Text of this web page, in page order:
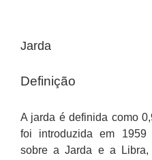
Jarda
Definição
A jarda é definida como
foi introduzida em 1959
sobre a Jarda e a